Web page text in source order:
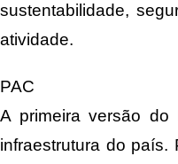
sustentabilidade,
atividade.
PAC
A primeira versão
infraestrutura do país.